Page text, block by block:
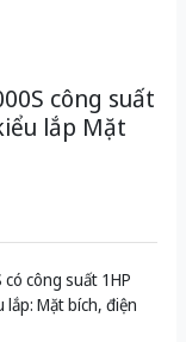
công suất
lắp Mặt
công suất 1HP
Mặt bích, điện